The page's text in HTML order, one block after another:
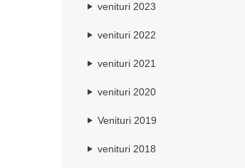
venituri 2023
venituri 2022
venituri 2021
venituri 2020
Venituri 2019
venituri 2018